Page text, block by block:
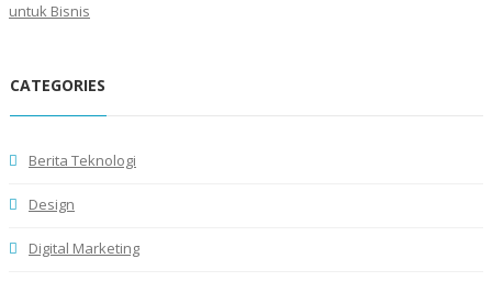
untuk Bisnis
CATEGORIES
Berita Teknologi
Design
Digital Marketing